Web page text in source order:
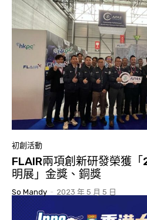
初創活動
FLAIR兩項創新研發榮獲
明展」金獎、銅獎
So Mandy - 2023 年 5 月 5 日